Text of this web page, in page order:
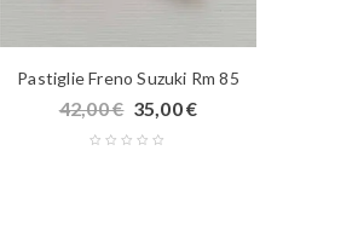
Pastiglie Freno Suzuki Rm 85
42,00€ 35,00€